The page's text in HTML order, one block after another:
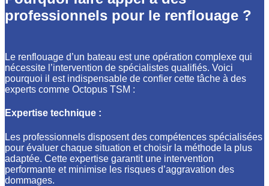
professionnels pour le renflouage ?
Le renflouage d’un bateau est une opération complexe qui
nécessite l’intervention de spécialistes qualifiés. Voici
pourquoi il est indispensable de confier cette tâche à des
experts comme Octopus TSM :
Expertise technique :
Les professionnels disposent des compétences spécialisées
pour évaluer chaque situation et choisir la méthode la plus
adaptée. Cette expertise garantit une intervention
performante et minimise les risques d’aggravation des
dommages.